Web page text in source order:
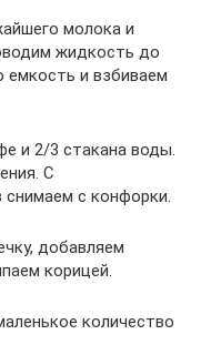
молока и
жидкость до
емкость и взбиваем
и 2/3 стакана воды.
С
с конфорки.
добавляем
корицей.
количество